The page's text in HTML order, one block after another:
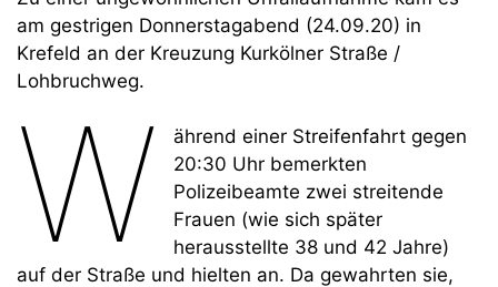
am gestrigen Donnerstagabend (24.09.20) in
Krefeld an der Kreuzung Kurkölner Straße /
Lohbruchweg.
W
ährend einer Streifenfahrt gegen
20:30 Uhr bemerkten
Polizeibeamte zwei streitende
Frauen (wie sich später
herausstellte 38 und 42 Jahre)
auf der Straße und hielten an. Da gewahrten sie,